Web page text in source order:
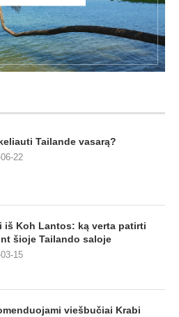
Tailande vasarą?
22
iš Koh Lantos: ką verta patirti
šioje Tailando saloje
15
viešbučiai Krabi